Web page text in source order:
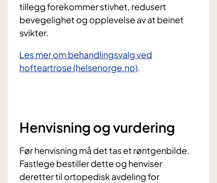
tillegg forekommer stivhet, redusert
bevegelighet og opplevelse av at beinet
svikter.
Les mer om behandlingsvalg ved
hofteartrose (helsenorge.no).
Henvisning og vurdering
Før henvisning må det tas et røntgenbilde.
Fastlege bestiller dette og henviser
deretter til ortopedisk avdeling for